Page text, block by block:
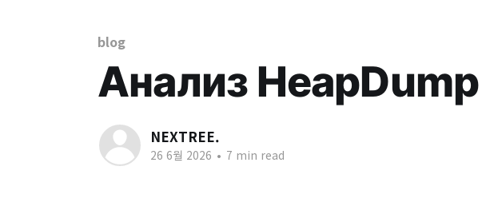
blog
Анализ
NEXTREE.
26 6월 2026 • 7 min read